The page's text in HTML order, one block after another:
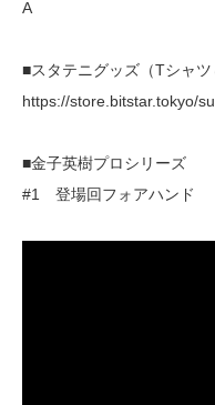
A
■スタテニグッズ（Tシャ
https://store.bitstar.tokyo/
■金子英樹プロシリーズ
#1 登場回フォアハンド